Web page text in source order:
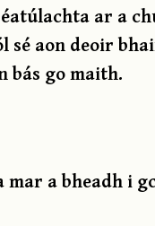
ar a
sé aon deoir
bás go maith.
mar a bheadh i